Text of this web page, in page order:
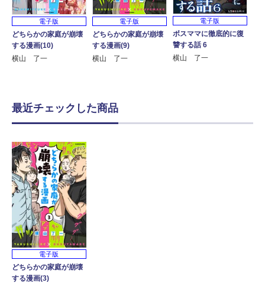
電子版
どちらかの家庭が崩壊
する漫画(10)
横山 了一
電子版
どちらかの家庭が崩壊
する漫画(9)
横山 了一
電子版
ボスママに徹底的に復
讐する話 6
横山 了一
最近チェックした商品
電子版
どちらかの家庭が崩壊
する漫画(3)